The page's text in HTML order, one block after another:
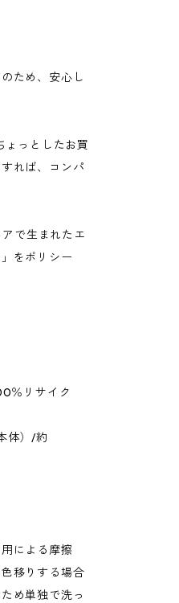
ため、安心し
ょっとしたお買
れば、コンパ
で生まれたエ
をポリシー
％リサイク
体）/約
による摩擦
移りする場合
め単独で洗っ